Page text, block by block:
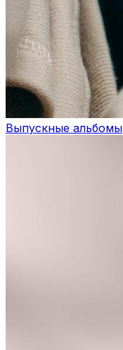
Выпускные альбомы